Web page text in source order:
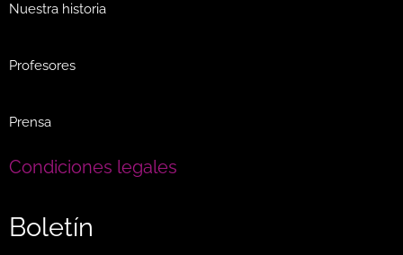
Nuestra historia
Profesores
Prensa
Condiciones legales
Boletín